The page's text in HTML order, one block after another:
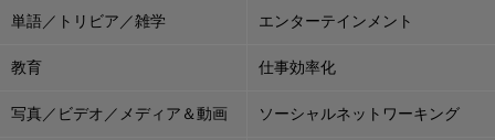
単語／トリビア／雑学 エンターテインメント
教育 仕事効率化
写真／ビデオ／メディア＆動画 ソーシャルネットワーキング